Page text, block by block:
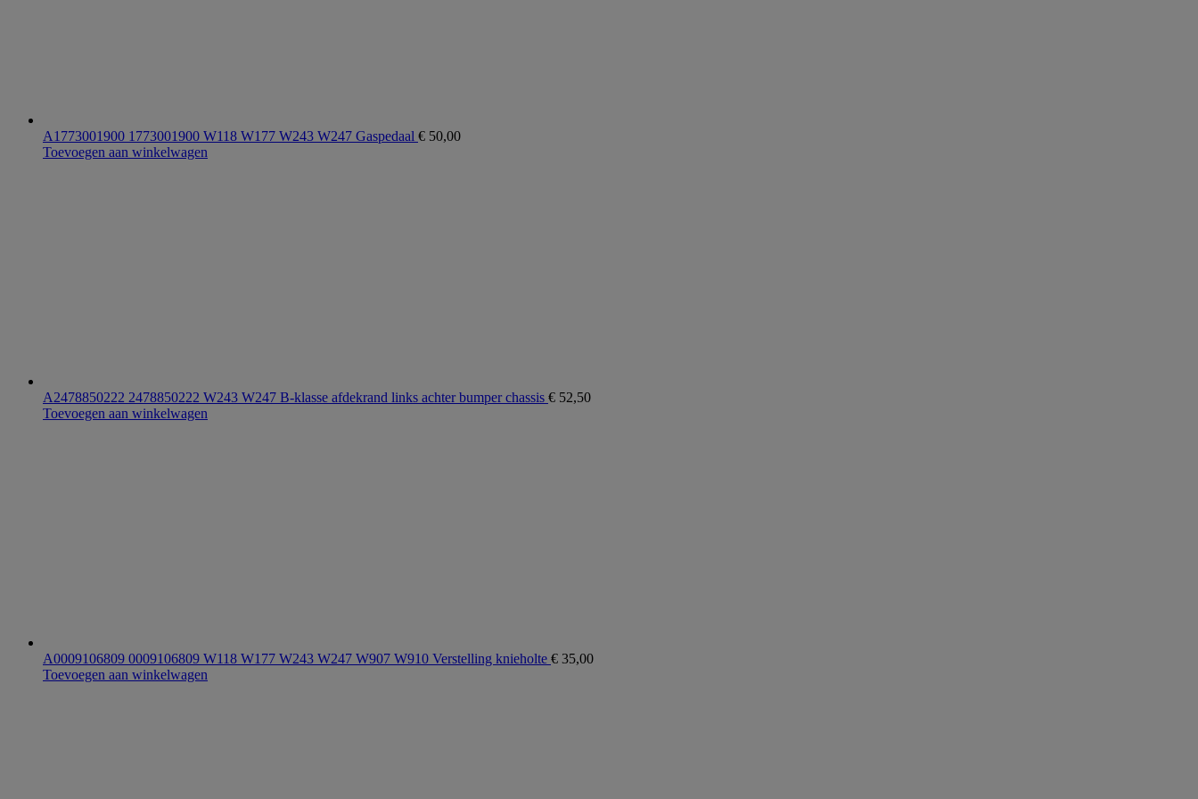
A1773001900 1773001900 W118 W177 W243 W247 Gaspedaal € 50,00
Toevoegen aan winkelwagen
A2478850222 2478850222 W243 W247 B-klasse afdekrand links achter bumper chassis € 52,50
Toevoegen aan winkelwagen
A0009106809 0009106809 W118 W177 W243 W247 W907 W910 Verstelling knieholte € 35,00
Toevoegen aan winkelwagen